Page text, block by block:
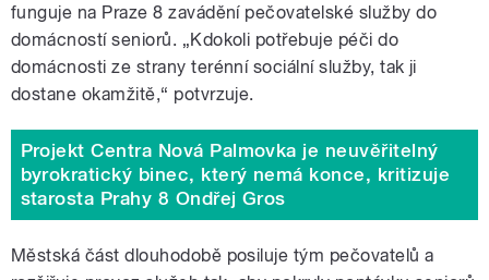
funguje na Praze 8 zavádění pečovatelské služby do
domácností seniorů. „Kdokoli potřebuje péči do
domácnosti ze strany terénní sociální služby, tak ji
dostane okamžitě,“ potvrzuje.
Projekt Centra Nová Palmovka je neuvěřitelný
byrokratický binec, který nemá konce, kritizuje
starosta Prahy 8 Ondřej Gros
Městská část dlouhodobě posiluje tým pečovatelů a